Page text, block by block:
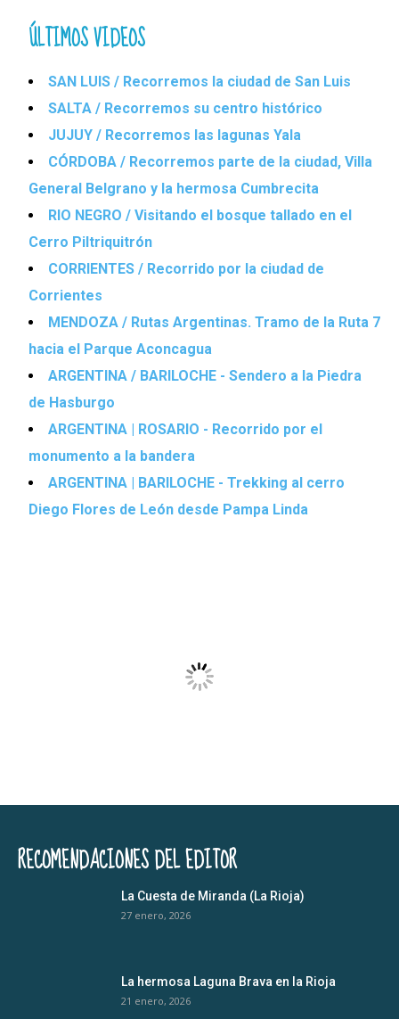
ÚLTIMOS VIDEOS
SAN LUIS / Recorremos la ciudad de San Luis
SALTA / Recorremos su centro histórico
JUJUY / Recorremos las lagunas Yala
CÓRDOBA / Recorremos parte de la ciudad, Villa
General Belgrano y la hermosa Cumbrecita
RIO NEGRO / Visitando el bosque tallado en el
Cerro Piltriquitrón
CORRIENTES / Recorrido por la ciudad de
Corrientes
MENDOZA / Rutas Argentinas. Tramo de la Ruta 7
hacia el Parque Aconcagua
ARGENTINA / BARILOCHE - Sendero a la Piedra
de Hasburgo
ARGENTINA | ROSARIO - Recorrido por el
monumento a la bandera
ARGENTINA | BARILOCHE - Trekking al cerro
Diego Flores de León desde Pampa Linda
RECOMENDACIONES DEL EDITOR
La Cuesta de Miranda (La Rioja)
27 enero, 2026
La hermosa Laguna Brava en la Rioja
21 enero, 2026